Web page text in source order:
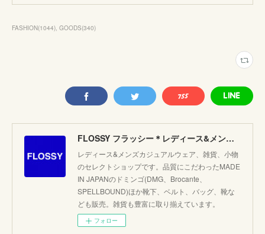
FASHION(1044) GOODS(340)
FLOSSY フラッシー＊レディース&メンズカジュアルのセレクトショップ。JAPANブランド他こだわりのアイテムがたくさん！
レディース&メンズカジュアルウェア、雑貨、小物
のセレクトショップです。品質にこだわったMADE
IN JAPANのドミンゴ(DMG、Brocante、
SPELLBOUND)ほか靴下、ベルト、バッグ、靴な
ども販売。雑貨も豊富に取り揃えています。
フォロー